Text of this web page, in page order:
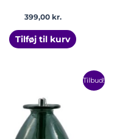
399,00 kr.
Tilføj til kurv
Tilbud!
250,00
Dette
vare